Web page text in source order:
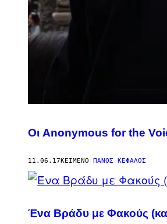
Οι Anonymous for the
11.06.17ΚΕΊΜΕΝΟ ΠΆΝΟΣ ΚΈΦΑΛΟΣ
Ένα Βράδυ με Φακούς